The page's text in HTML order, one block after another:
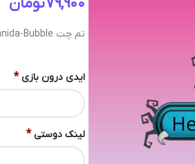
تم چت Arachnida-Bubble
ایدی درون بازی *
لینک دوستی *